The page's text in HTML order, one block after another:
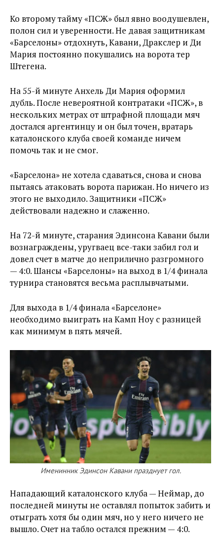
Ко второму тайму «ПСЖ» был явно воодушевлен,
полон сил и уверенности. Не давая защитникам
«Барселоны» отдохнуть, Кавани, Дракслер и Ди
Мария постоянно покушались на ворота тер
Штегена.
На 55-й минуте Анхель Ди Мария оформил
дубль. После невероятной контратаки «ПСЖ», в
нескольких метрах от штрафной площади мяч
достался аргентинцу и он был точен, вратарь
каталонского клуба своей команде ничем
помочь так и не смог.
«Барселона» не хотела сдаваться, снова и снова
пытаясь атаковать ворота парижан. Но ничего из
этого не выходило. Защитники «ПСЖ»
действовали надежно и слаженно.
На 72-й минуте, старания Эдинсона Кавани были
вознаграждены, уругваец все-таки забил гол и
довел счет в матче до неприлично разгромного
— 4:0. Шансы «Барселоны» на выход в 1/4 финала
турнира становятся весьма расплывчатыми.
Для выхода в 1/4 финала «Барселоне»
необходимо выиграть на Камп Ноу с разницей
как минимум в пять мячей.
Именинник Эдинсон Кавани празднует гол.
Нападающий каталонского клуба — Неймар, до
последней минуты не оставлял попыток забить и
отыграть хотя бы один мяч, но у него ничего не
вышло. Счет на табло остался прежним — 4:0.